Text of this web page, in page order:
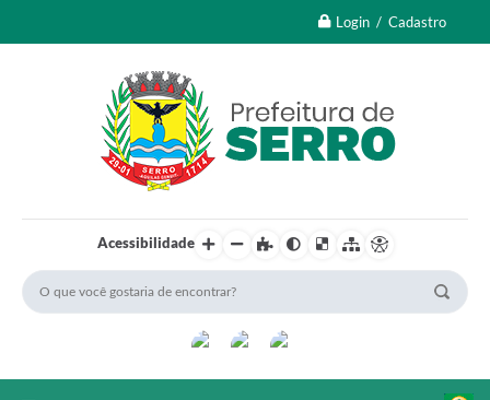
Login / Cadastro
Acessibilidade